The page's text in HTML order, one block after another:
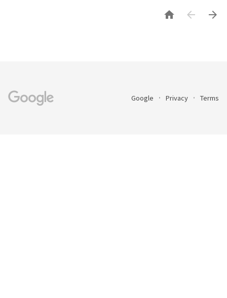

 
Google Privacy Terms